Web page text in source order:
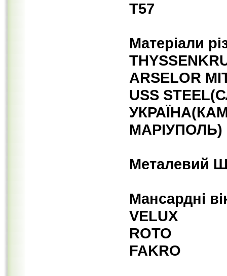
Т57
Матеріали
ARSELOR
USS
МАРІУПОЛЬ)
Металевий
Мансардні
VELUX
ROTO
FAKRO